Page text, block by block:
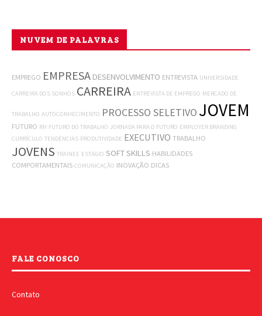
NUVEM DE PALAVRAS
EMPREGO EMPRESA DESENVOLVIMENTO ENTREVISTA UNIVERSIDADE
CARREIRA DOS SONHOS CARREIRA ENTREVISTA DE EMPREGO MERCADO DE
TRABALHO AUTOCONHECIMENTO PROCESSO SELETIVO JOVEM
FUTURO RH FUTURO DO TRABALHO JORNADA PARA O FUTURO EMPLOYER BRANDING
CURRÍCULO TENDÊNCIAS PRODUTIVIDADE EXECUTIVO TRABALHO
JOVENS TRAINEE ESTÁGIO SOFT SKILLS HABILIDADES
COMPORTAMENTAIS COMUNICAÇÃO INOVAÇÃO DICAS
FALE CONOSCO
Contato